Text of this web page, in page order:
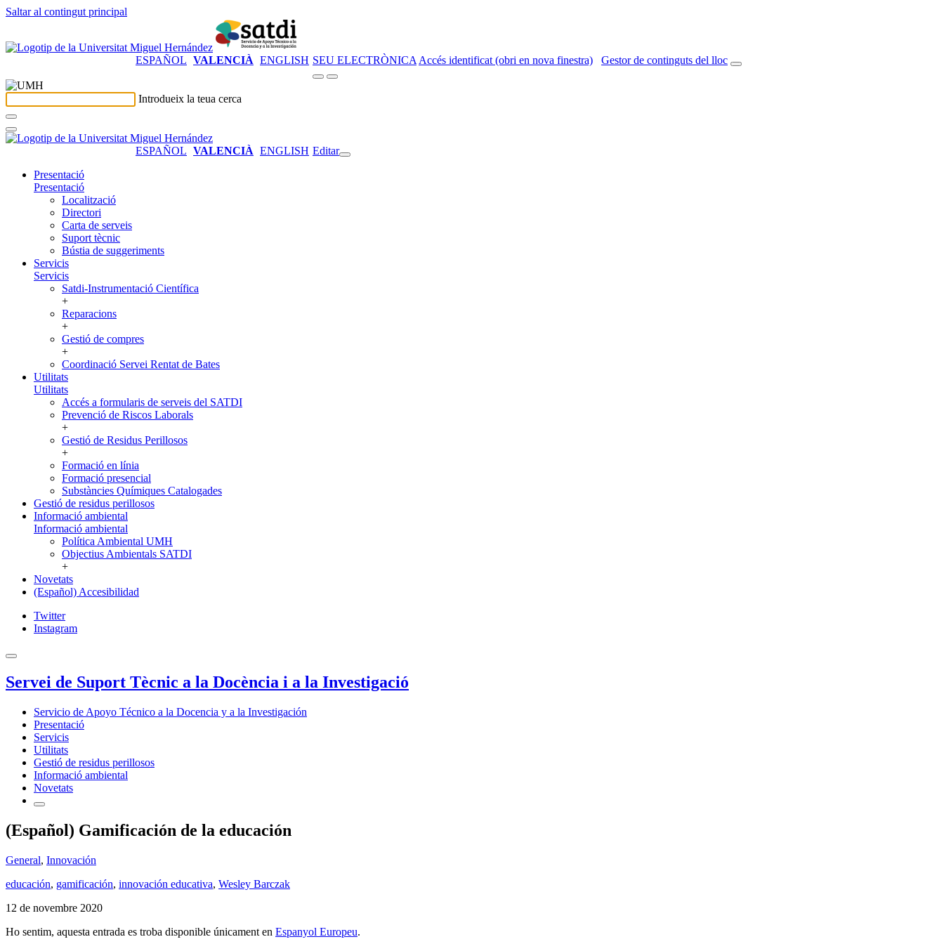
Saltar al contingut principal
ESPAÑOL VALENCIÀ ENGLISH SEU ELECTRÒNICA Accés identificat (obri en nova finestra) Gestor de continguts del lloc
Introdueix la teua cerca
ESPAÑOL VALENCIÀ ENGLISH Editar
Presentació
Presentació
Localització
Directori
Carta de serveis
Suport tècnic
Bústia de suggeriments
Servicis
Servicis
Satdi-Instrumentació Científica
+
Reparacions
+
Gestió de compres
+
Coordinació Servei Rentat de Bates
Utilitats
Utilitats
Accés a formularis de serveis del SATDI
Prevenció de Riscos Laborals
+
Gestió de Residus Perillosos
+
Formació en línia
Formació presencial
Substàncies Químiques Catalogades
Gestió de residus perillosos
Informació ambiental
Informació ambiental
Política Ambiental UMH
Objectius Ambientals SATDI
+
Novetats
(Español) Accesibilidad
Twitter
Instagram
Servei de Suport Tècnic a la Docència i a la Investigació
Servicio de Apoyo Técnico a la Docencia y a la Investigación
Presentació
Servicis
Utilitats
Gestió de residus perillosos
Informació ambiental
Novetats
(Español) Gamificación de la educación
General, Innovación
educación, gamificación, innovación educativa, Wesley Barczak
12 de novembre 2020
Ho sentim, aquesta entrada es troba disponible únicament en Espanyol Europeu.